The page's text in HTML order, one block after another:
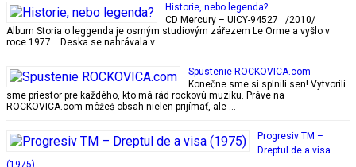
Historie, nebo legenda?
CD Mercury – UICY-94527 /2010/
Album Storia o leggenda je osmým studiovým zářezem Le Orme a vyšlo v
roce 1977… Deska se nahrávala v …
Spustenie ROCKOVICA.com
Konečne sme si splnili sen! Vytvorili
sme priestor pre každého, kto má rád rockovú muziku. Práve na
ROCKOVICA.com môžeš obsah nielen prijímať, ale …
Progresiv TM –
Dreptul de a visa
(1975)